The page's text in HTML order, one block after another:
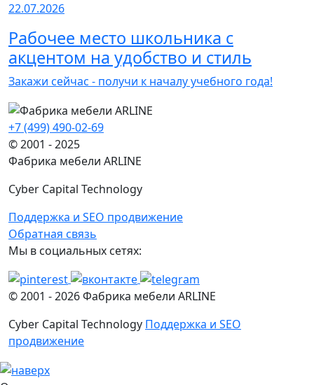
22.07.2026
Рабочее место школьника с
акцентом на удобство и стиль
Закажи сейчас - получи к началу учебного года!
+7 (499) 490-02-69
© 2001 - 2025
Фабрика мебели ARLINE
Cyber Capital Technology
Поддержка и SEO продвижение
Обратная связь
Мы в социальных сетях:
© 2001 -2026Фабрика мебели ARLINE
Cyber Capital Technology Поддержка и SEO
продвижение